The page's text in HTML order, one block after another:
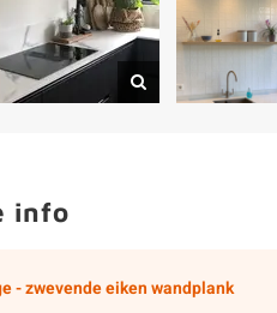
info
- zwevende eiken wandplank